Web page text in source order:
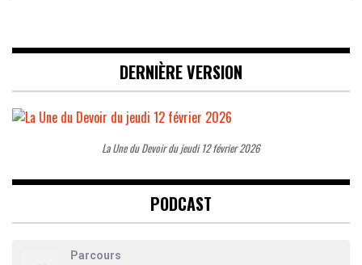
DERNIÈRE VERSION
La Une du Devoir du jeudi 12 février 2026
PODCAST
Parcours